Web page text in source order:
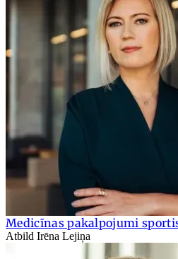
Medicīnas pakalpojumi
Atbild Irēna Lejiņa